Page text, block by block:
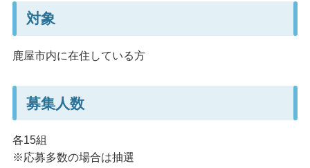
対象
鹿屋市内に在住している方
募集人数
各15組
※応募多数の場合は抽選